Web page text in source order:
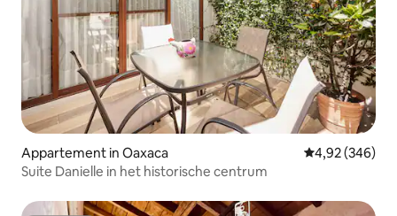
Appartement in Oaxaca Gemiddelde
4,92 (346)
Suite Danielle in het historische centrum